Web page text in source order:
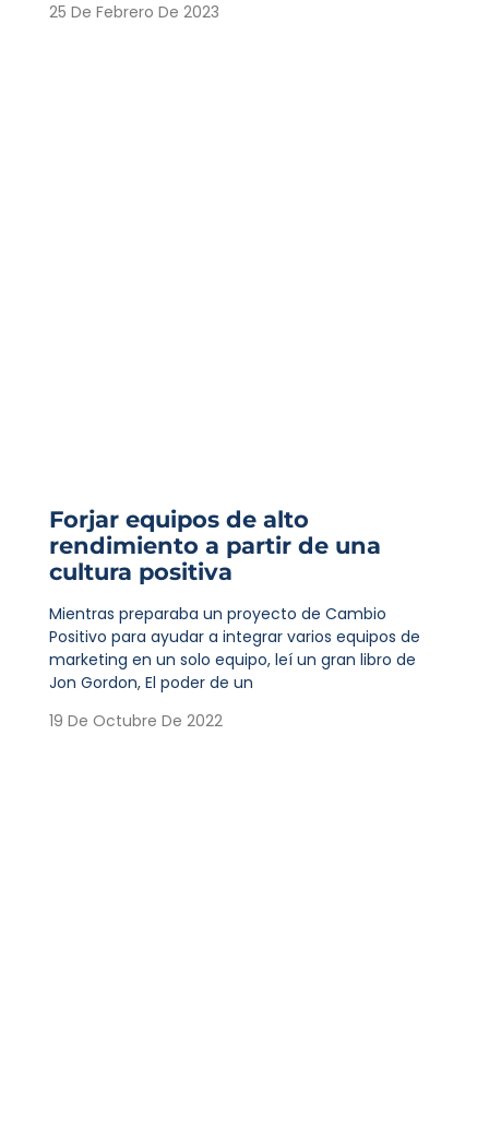
25 De Febrero De 2023
Forjar equipos de alto
rendimiento a partir de una
cultura positiva
Mientras preparaba un proyecto de Cambio
Positivo para ayudar a integrar varios equipos de
marketing en un solo equipo, leí un gran libro de
Jon Gordon, El poder de un
19 De Octubre De 2022